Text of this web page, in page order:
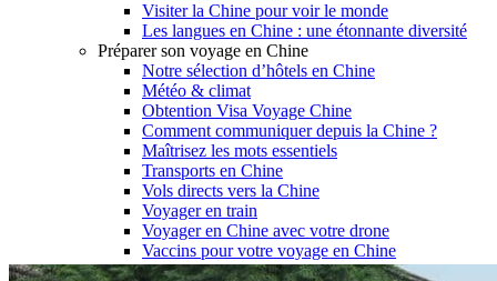
Visiter la Chine pour voir le monde
Les langues en Chine : une étonnante diversité
Préparer son voyage en Chine
Notre sélection d’hôtels en Chine
Météo & climat
Obtention Visa Voyage Chine
Comment communiquer depuis la Chine ?
Maîtrisez les mots essentiels
Transports en Chine
Vols directs vers la Chine
Voyager en train
Voyager en Chine avec votre drone
Vaccins pour votre voyage en Chine
Mal des montagnes